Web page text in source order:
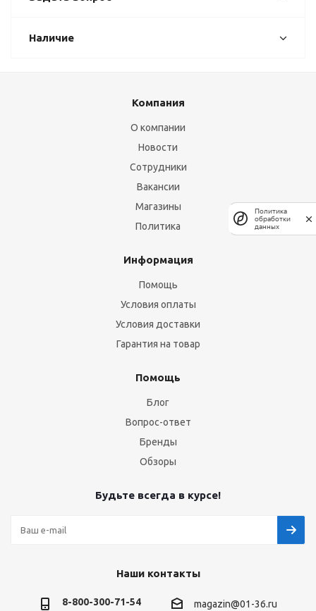
Наличие
Компания
О компании
Новости
Сотрудники
Вакансии
Магазины
Политика
Информация
Помощь
Условия оплаты
Условия доставки
Гарантия на товар
Помощь
Блог
Вопрос-ответ
Бренды
Обзоры
Будьте всегда в курсе!
Наши контакты
8-800-300-71-54 magazin@01-36.ru
Политика
обработки
данных